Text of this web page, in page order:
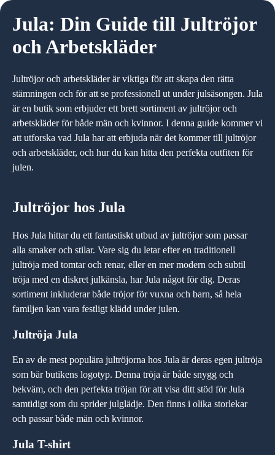
Jula: Din Guide till Jultröjor
och Arbetskläder
Jultröjor och arbetskläder är viktiga för att skapa den rätta
stämningen och för att se professionell ut under julsäsongen. Jula
är en butik som erbjuder ett brett sortiment av jultröjor och
arbetskläder för både män och kvinnor. I denna guide kommer vi
att utforska vad Jula har att erbjuda när det kommer till jultröjor
och arbetskläder, och hur du kan hitta den perfekta outfiten för
julen.
Jultröjor hos Jula
Hos Jula hittar du ett fantastiskt utbud av jultröjor som passar
alla smaker och stilar. Vare sig du letar efter en traditionell
jultröja med tomtar och renar, eller en mer modern och subtil
tröja med en diskret julkänsla, har Jula något för dig. Deras
sortiment inkluderar både tröjor för vuxna och barn, så hela
familjen kan vara festligt klädd under julen.
Jultröja Jula
En av de mest populära jultröjorna hos Jula är deras egen jultröja
som bär butikens logotyp. Denna tröja är både snygg och
bekväm, och den perfekta tröjan för att visa ditt stöd för Jula
samtidigt som du sprider julglädje. Den finns i olika storlekar
och passar både män och kvinnor.
Jula T-shirt